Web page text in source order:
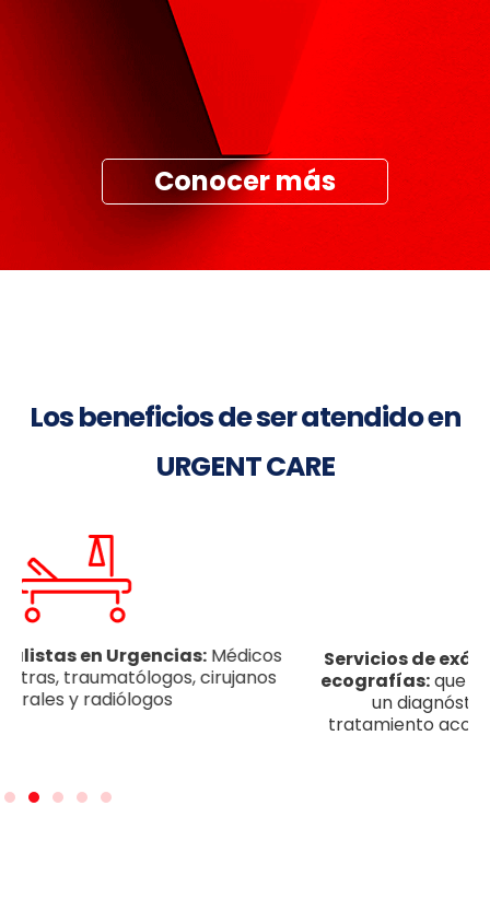
Conocer más
Los beneficios de ser atendido en
URGENT CARE
Servicios de exámenes, laboratorio, rayos x y
ecografías:que permiten a los especialistas dar
un diagnóstico inmediato y asignar un
tratamiento acorde a la patología del paciente